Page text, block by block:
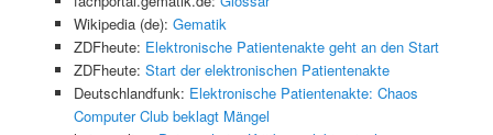
Wikipedia (de): Gematik
ZDFheute: Elektronische Patientenakte geht an den Start
ZDFheute: Start der elektronischen Patientenakte
Deutschlandfunk: Elektronische Patientenakte: Chaos
Computer Club beklagt Mängel